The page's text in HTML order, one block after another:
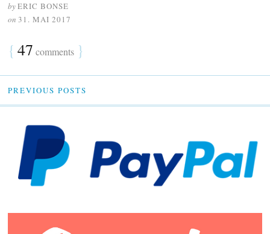
byERIC BONSE
on 31. MAI 2017
{ 47 comments }
PREVIOUS POSTS